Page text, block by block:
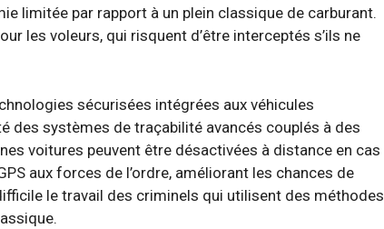
limitée par rapport à un plein classique de carburant.
les voleurs, qui risquent d’être interceptés s’ils ne
sécurisées intégrées aux véhicules
des systèmes de traçabilité avancés couplés à des
voitures peuvent être désactivées à distance en cas
aux forces de l’ordre, améliorant les chances de
le travail des criminels qui utilisent des méthodes